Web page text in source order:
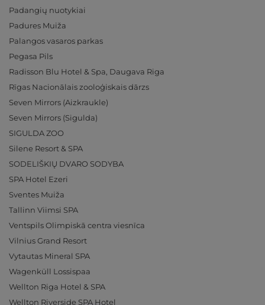
Padangių nuotykiai
Padures Muiža
Palangos vasaros parkas
Pegasa Pils
Radisson Blu Hotel & Spa, Daugava Riga
Rīgas Nacionālais zooloģiskais dārzs
Seven Mirrors (Aizkraukle)
Seven Mirrors (Sigulda)
SIGULDA ZOO
Silene Resort & SPA
SODELIŠKIŲ DVARO SODYBA
SPA Hotel Ezeri
Sventes Muiža
Tallinn Viimsi SPA
Ventspils Olimpiskā centra viesnīca
Vilnius Grand Resort
Vytautas Mineral SPA
Wagenküll Lossispaa
Wellton Riga Hotel & SPA
Wellton Riverside SPA Hotel